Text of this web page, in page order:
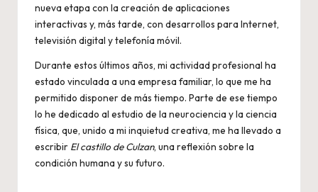
nueva etapa con la creación de aplicaciones
interactivas y, más tarde, con desarrollos para Internet,
televisión digital y telefonía móvil.
Durante estos últimos años, mi actividad profesional ha
estado vinculada a una empresa familiar, lo que me ha
permitido disponer de más tiempo. Parte de ese tiempo
lo he dedicado al estudio de la neurociencia y la ciencia
física, que, unido a mi inquietud creativa, me ha llevado a
escribir El castillo de Culzan, una reflexión sobre la
condición humana y su futuro.